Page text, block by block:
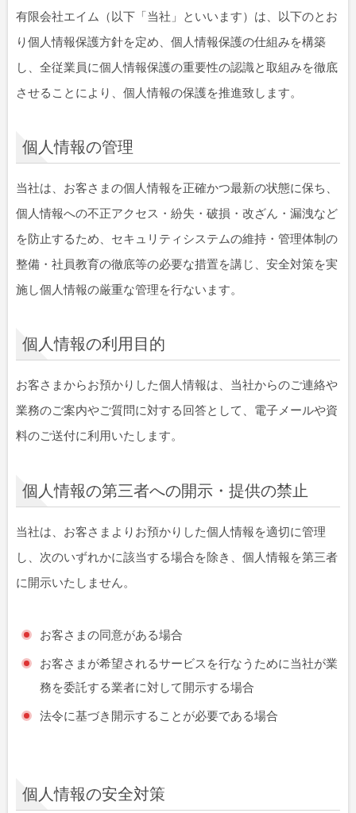
有限会社エイム（以下「当社」といいます）は、以下のとお
り個人情報保護方針を定め、個人情報保護の仕組みを構築
し、全従業員に個人情報保護の重要性の認識と取組みを徹底
させることにより、個人情報の保護を推進致します。
個人情報の管理
当社は、お客さまの個人情報を正確かつ最新の状態に保ち、
個人情報への不正アクセス・紛失・破損・改ざん・漏洩など
を防止するため、セキュリティシステムの維持・管理体制の
整備・社員教育の徹底等の必要な措置を講じ、安全対策を実
施し個人情報の厳重な管理を行ないます。
個人情報の利用目的
お客さまからお預かりした個人情報は、当社からのご連絡や
業務のご案内やご質問に対する回答として、電子メールや資
料のご送付に利用いたします。
個人情報の第三者への開示・提供の禁止
当社は、お客さまよりお預かりした個人情報を適切に管理
し、次のいずれかに該当する場合を除き、個人情報を第三者
に開示いたしません。
お客さまの同意がある場合
お客さまが希望されるサービスを行なうために当社が業
務を委託する業者に対して開示する場合
法令に基づき開示することが必要である場合
個人情報の安全対策